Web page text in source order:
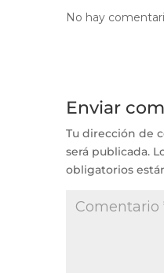
No hay
Enviar
Tu dirección de
será publicada.
obligatorios